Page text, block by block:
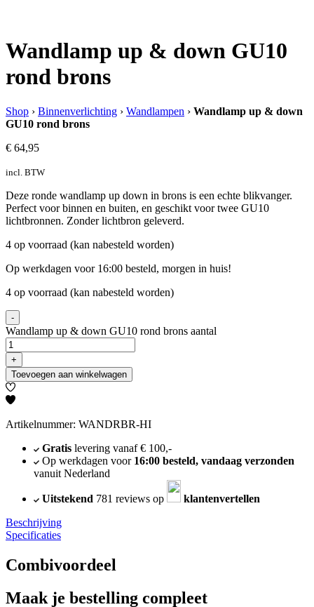
Wandlamp up & down GU10
rond brons
Shop › Binnenverlichting › Wandlampen › Wandlamp up & down
GU10 rond brons
€ 64,95
incl. BTW
Deze ronde wandlamp up down in brons is een echte blikvanger.
Perfect voor binnen en buiten, en geschikt voor twee GU10
lichtbronnen. Zonder lichtbron geleverd.
4 op voorraad (kan nabesteld worden)
Op werkdagen voor 16:00 besteld, morgen in huis!
4 op voorraad (kan nabesteld worden)
-
Wandlamp up & down GU10 rond brons aantal
+
Toevoegen aan winkelwagen
Artikelnummer: WANDRBR-HI
Gratislevering vanaf € 100,-
Op werkdagen voor 16:00 besteld, vandaag verzonden
vanuit Nederland
Uitstekend 781 reviews op
klantenvertellen
Beschrijving
Specificaties
Combivoordeel
Maak je bestelling compleet